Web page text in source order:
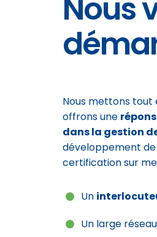
Nous
Nous mettons tout
offrons une
dans la gestion
développement de
certification sur
Un
Un large réseau